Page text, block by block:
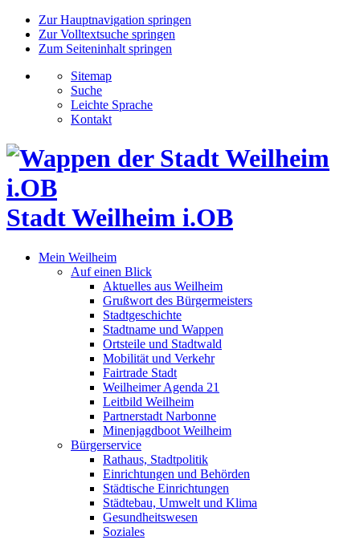
Zur Hauptnavigation springen
Zur Volltextsuche springen
Zum Seiteninhalt springen
Sitemap
Suche
Leichte Sprache
Kontakt
Stadt Weilheim i.OB
Mein Weilheim
Auf einen Blick
Aktuelles aus Weilheim
Grußwort des Bürgermeisters
Stadtgeschichte
Stadtname und Wappen
Ortsteile und Stadtwald
Mobilität und Verkehr
Fairtrade Stadt
Weilheimer Agenda 21
Leitbild Weilheim
Partnerstadt Narbonne
Minenjagdboot Weilheim
Bürgerservice
Rathaus, Stadtpolitik
Einrichtungen und Behörden
Städtische Einrichtungen
Städtebau, Umwelt und Klima
Gesundheitswesen
Soziales